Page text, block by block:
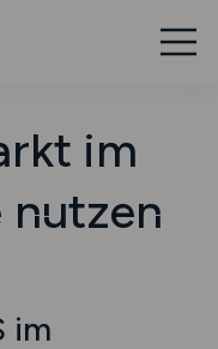
im
nutzen
im